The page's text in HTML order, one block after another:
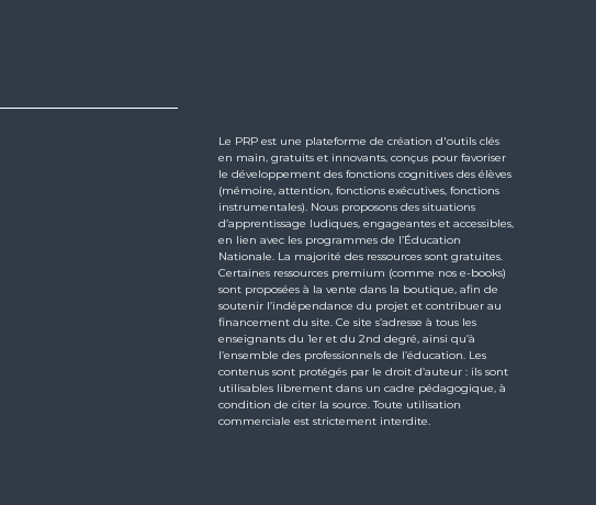
Le PRP est une plateforme de création d'outils clés
en main, gratuits et innovants, conçus pour favoriser
le développement des fonctions cognitives des élèves
(mémoire, attention, fonctions exécutives, fonctions
instrumentales). Nous proposons des situations
d’apprentissage ludiques, engageantes et accessibles,
en lien avec les programmes de l’Éducation
Nationale. La majorité des ressources sont gratuites.
Certaines ressources premium (comme nos e-books)
sont proposées à la vente dans la boutique, afin de
soutenir l’indépendance du projet et contribuer au
financement du site. Ce site s’adresse à tous les
enseignants du 1er et du 2nd degré, ainsi qu’à
l’ensemble des professionnels de l’éducation. Les
contenus sont protégés par le droit d’auteur : ils sont
utilisables librement dans un cadre pédagogique, à
condition de citer la source. Toute utilisation
commerciale est strictement interdite.